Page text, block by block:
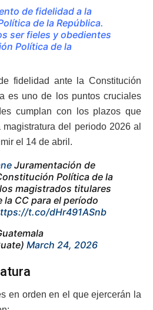
de fidelidad a la
de la República.
ser fieles y obedientes
Política de la
fidelidad ante la Constitución
es uno de los puntos cruciales
cumplan con los plazos que
del periodo 2026 al
el 14 de abril.
Juramentación de
Política de la
magistrados titulares
la CC para el período
t.co/dHr491ASnb
March 24, 2026
en orden en el que ejercerán la